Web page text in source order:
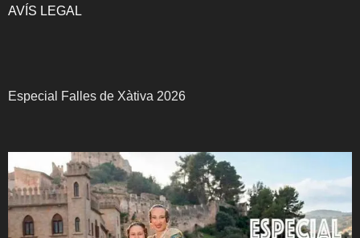
AVÍS LEGAL
Especial Falles de Xàtiva 2026